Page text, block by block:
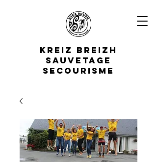
KREIZ B REIZH
SAUVETAGE
S ECOURISME